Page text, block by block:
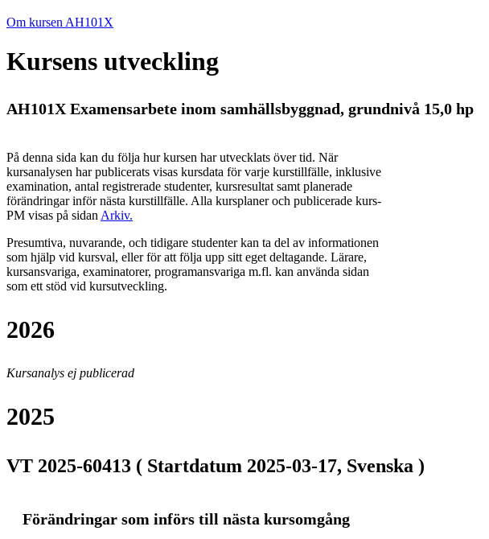
Om kursen AH101X
Kursens utveckling
AH101X Examensarbete inom samhällsbyggnad, grundnivå 15,0 hp
På denna sida kan du följa hur kursen har utvecklats över tid. När
kursanalysen har publicerats visas kursdata för varje kurstillfälle, inklusive
examination, antal registrerade studenter, kursresultat samt planerade
förändringar inför nästa kurstillfälle. Alla kursplaner och publicerade kurs-
PM visas på sidan Arkiv.
Presumtiva, nuvarande, och tidigare studenter kan ta del av informationen
som hjälp vid kursval, eller för att följa upp sitt eget deltagande. Lärare,
kursansvariga, examinatorer, programansvariga m.fl. kan använda sidan
som ett stöd vid kursutveckling.
2026
Kursanalys ej publicerad
2025
VT 2025-60413 ( Startdatum 2025-03-17, Svenska )
Förändringar som införs till nästa kursomgång